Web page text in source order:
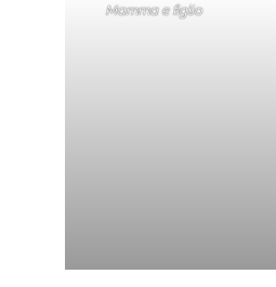
Mamma e figlio